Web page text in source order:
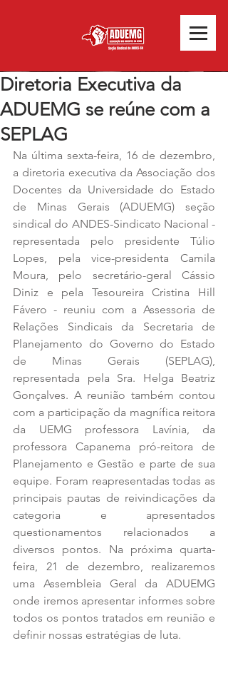
Diretoria Executiva da
ADUEMG se reúne com a
SEPLAG
Na última sexta-feira, 16 de dezembro,
a diretoria executiva da Associação dos
Docentes da Universidade do Estado
de Minas Gerais (ADUEMG) seção
sindical do ANDES-Sindicato Nacional -
representada pelo presidente Túlio
Lopes, pela vice-presidenta Camila
Moura, pelo secretário-geral Cássio
Diniz e pela Tesoureira Cristina Hill
Fávero - reuniu com a Assessoria de
Relações Sindicais da Secretaria de
Planejamento do Governo do Estado
de Minas Gerais (SEPLAG),
representada pela Sra. Helga Beatriz
Gonçalves. A reunião também contou
com a participação da magnífica reitora
da UEMG professora Lavínia, da
professora Capanema pró-reitora de
Planejamento e Gestão e parte de sua
equipe. Foram reapresentadas todas as
principais pautas de reivindicações da
categoria e apresentados
questionamentos relacionados a
diversos pontos. Na próxima quarta-
feira, 21 de dezembro, realizaremos
uma Assembleia Geral da ADUEMG
onde iremos apresentar informes sobre
todos os pontos tratados em reunião e
definir nossas estratégias de luta.